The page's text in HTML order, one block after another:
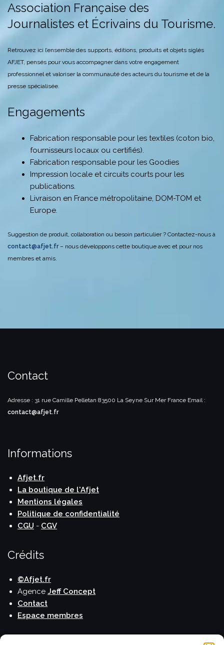
la
page
produit
être
choisies
choisies
la
du
Association Française des
Journalistes et Écrivains du Tourisme.
Retrouvez ici l’ensemble des supports, éditions, produits et objets siglés
AFJET, pensés pour vous accompagner dans votre engagement
professionnel et valoriser la communauté des acteurs du tourisme et de la
presse spécialisée.
Engagements
Fabrication responsable pour les textiles (coton bio,
fournisseurs locaux ou certifiés).
Fabrication responsable pour les Goodies
Impression locale et circuits courts pour les
publications.
Livraison en France métropolitaine, DOM-TOM et
Europe.
Suggestion de produit, collaboration ou besoin particulier ? Contactez-nous à
contact@afjet.fr– nous développons cette boutique avec et pour nos
membres et amis.
Contact
Adresse : 31 rue Camille Pelletan 83500 La Seyne Sur MerFrance Email :
contact@afjet.fr
Informations
Afjet.fr
La boutique de l'Afjet
Mentions légales
Politique de confidentialité
CGU - CGV
Crédits
©Afjet.fr
Agence Jeff Concept
Contact
Espace membres